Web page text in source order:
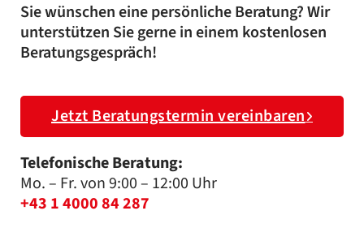
Sie wünschen eine persönliche Beratung? Wir
unterstützen Sie gerne in einem kostenlosen
Beratungsgespräch!
Jetzt Beratungstermin vereinbaren
Telefonische Beratung:
Mo. – Fr. von 9:00 – 12:00 Uhr
+43 1 4000 84 287